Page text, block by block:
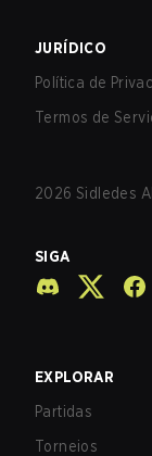
JURÍDICO
Política de
Termos de
2026 Sidledes
SIGA
EXPLORAR
Partidas
Torneios